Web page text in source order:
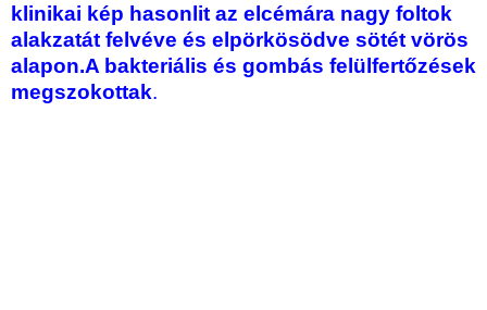
klinikai kép hasonlit az elcémára nagy foltok
alakzatát felvéve és elpörkösödve sötét vörös
alapon.A bakteriális és gombás felülfertőzések
megszokottak.